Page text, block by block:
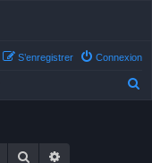
Connexion
S’enregistrer
Rechercher